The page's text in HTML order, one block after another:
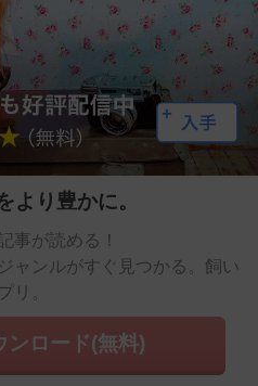
より豊かに。
事が読める！
ャンルがすぐ見つかる。飼い
リ。
ンロード(無料)